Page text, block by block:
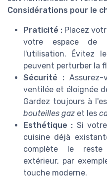
Considérations pour le
Praticité : Placez
votre espace de
l'utilisation. Évitez
peuvent perturber la
Sécurité :Assurez-
ventilée et éloignée
Gardez toujours à
bouteilles gaz et les
Esthétique : Si
cuisine déjà
complète le reste
extérieur, par
touche moderne.